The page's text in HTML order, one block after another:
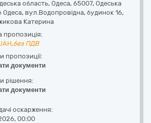
область, Одеса, 65007, Одеська
Одеса, вул.Водопровідна, будинок 16,
Катерина
пропозиція:
без ПДВ
пропозиції:
документи
рішення:
документи
оскарження:
00:00